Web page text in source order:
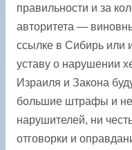
правильности и за
авторитета —
ссылке в Сибирь или
уставу о нарушении
Израиля и Закона
большие штрафы и не
нарушителей, ни
отговорки и